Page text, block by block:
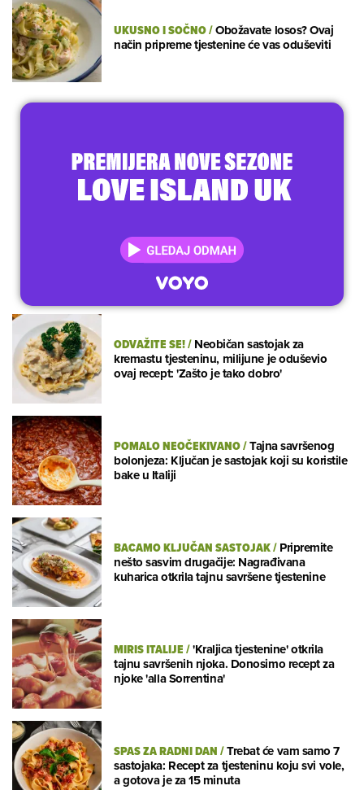
UKUSNO I SOČNO/Obožavate losos? Ovaj
način pripreme tjestenine će vas oduševiti
ODVAŽITE SE!/Neobičan sastojak za
kremastu tjesteninu, milijune je oduševio
ovaj recept: 'Zašto je tako dobro'
POMALO NEOČEKIVANO/Tajna savršenog
bolonjeza: Ključan je sastojak koji su koristile
bake u Italiji
BACAMO KLJUČAN SASTOJAK/Pripremite
nešto sasvim drugačije: Nagrađivana
kuharica otkrila tajnu savršene tjestenine
MIRIS ITALIJE/'Kraljica tjestenine' otkrila
tajnu savršenih njoka. Donosimo recept za
njoke 'alla Sorrentina'
SPAS ZA RADNI DAN/Trebat će vam samo 7
sastojaka: Recept za tjesteninu koju svi vole,
a gotova je za 15 minuta